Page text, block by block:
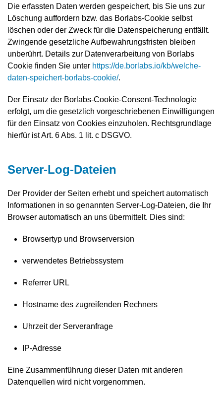
Die erfassten Daten werden gespeichert, bis Sie uns zur
Löschung auffordern bzw. das Borlabs-Cookie selbst
löschen oder der Zweck für die Datenspeicherung entfällt.
Zwingende gesetzliche Aufbewahrungsfristen bleiben
unberührt. Details zur Datenverarbeitung von Borlabs
Cookie finden Sie unter https://de.borlabs.io/kb/welche-
daten-speichert-borlabs-cookie/.
Der Einsatz der Borlabs-Cookie-Consent-Technologie
erfolgt, um die gesetzlich vorgeschriebenen Einwilligungen
für den Einsatz von Cookies einzuholen. Rechtsgrundlage
hierfür ist Art. 6 Abs. 1 lit. c DSGVO.
Server-Log-Dateien
Der Provider der Seiten erhebt und speichert automatisch
Informationen in so genannten Server-Log-Dateien, die Ihr
Browser automatisch an uns übermittelt. Dies sind:
Browsertyp und Browserversion
verwendetes Betriebssystem
Referrer URL
Hostname des zugreifenden Rechners
Uhrzeit der Serveranfrage
IP-Adresse
Eine Zusammenführung dieser Daten mit anderen
Datenquellen wird nicht vorgenommen.